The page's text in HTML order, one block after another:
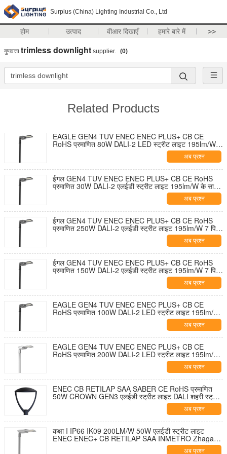
Surplus (China) Lighting Industrial Co., Ltd
होम उत्पाद वीआर दिखाएँ हमारे बारे में >>
गुणवत्ता trimless downlight supplier. (0)
Related Products
EAGLE GEN4 TUV ENEC ENEC PLUS+ CB CE
RoHS प्रमाणित 80W DALI-2 LED स्ट्रीट लाइट 195lm/W 7
पिन NEMA सॉकेट शॉर्टिंग कैप और 10KV SPD के साथ टूल-फ्री
अब प्रश्न
ईगल GEN4 TUV ENEC ENEC PLUS+ CB CE RoHS
प्रमाणित 30W DALI-2 एलईडी स्ट्रीट लाइट 195lm/W के साथ
7 पिन NEMA सॉकेट शॉर्टिंग कैप और 10KV एसपीडी टूल-फ्री
अब प्रश्न
ईगल GEN4 TUV ENEC ENEC PLUS+ CB CE RoHS
प्रमाणित 250W DALI-2 एलईडी स्ट्रीट लाइट 195lm/W 7 पिन
NEMA सॉकेट शॉर्टिंग कैप और 10KV SPD के साथ टूल-फ्री
अब प्रश्न
ईगल GEN4 TUV ENEC ENEC PLUS+ CB CE RoHS
प्रमाणित 150W DALI-2 एलईडी स्ट्रीट लाइट 195lm/W 7 पिन
NEMA सॉकेट शॉर्टिंग कैप और 10KV SPD के साथ टूल-फ्री
अब प्रश्न
EAGLE GEN4 TUV ENEC ENEC PLUS+ CB CE
RoHS प्रमाणित 100W DALI-2 LED स्ट्रीट लाइट 195lm/W
7 पिन NEMA सॉकेट शॉर्टिंग कैप और 10KV SPD के साथ टूल-
अब प्रश्न
EAGLE GEN4 TUV ENEC ENEC PLUS+ CB CE
RoHS प्रमाणित 200W DALI-2 LED स्ट्रीट लाइट 195lm/W
7 पिन NEMA सॉकेट शॉर्टिंग कैप और 10KV SPD के साथ टूल-
अब प्रश्न
ENEC CB RETILAP SAA SABER CE RoHS प्रमाणित
50W CROWN GEN3 एलईडी स्ट्रीट लाइट DALI शहरी स्ट्रीट
लाइट गार्डन लाइट INMETRO IP66 आउटडोर टूल-फ्री ओपनिंग
अब प्रश्न
कक्षा I IP66 IK09 200LM/W 50W एलईडी स्ट्रीट लाइट
ENEC ENEC+ CB RETILAP SAA INMETRO Zhaga-
D4i प्रमाणित 10 साल की वारंटी सार्वजनिक प्रकाश व्यवस्था स्वयं
अब प्रश्न